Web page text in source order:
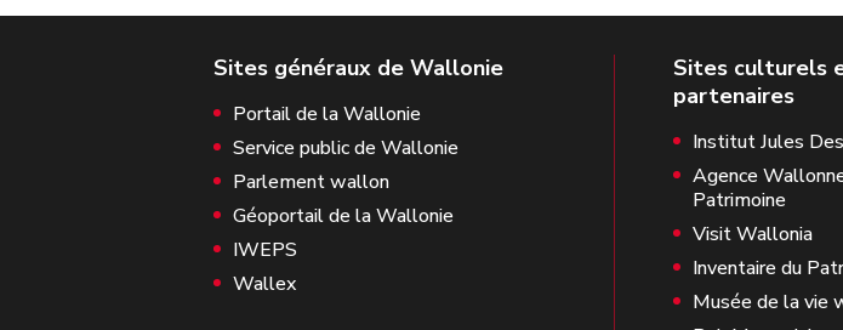
Portail de la Wallonie
Service public de Wallonie
Parlement wallon
Géoportail de la Wallonie
IWEPS
Wallex
Institut Jules
Agence
Patrimoine
Visit Wallonia
Inventaire du
Musée de la vie